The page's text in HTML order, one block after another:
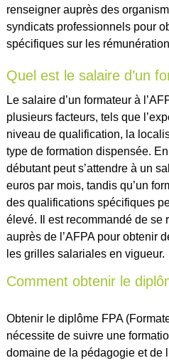
renseigner auprès des
syndicats professionnels pour
spécifiques sur les
Quel est le salaire d’un
Le salaire d’un formateur à
plusieurs facteurs, tels que
niveau de qualification, la
type de formation dispensée.
débutant peut s’attendre à un
euros par mois, tandis qu’un
des qualifications spécifiques
élevé. Il est recommandé de se
auprès de l’AFPA pour obtenir
les grilles salariales en vigueur.
Comment obtenir le
Obtenir le diplôme FPA
nécessite de suivre une
domaine de la pédagogie et de